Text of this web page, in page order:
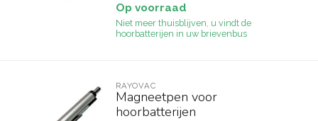
Op voorraad
Niet meer thuisblijven, u vindt de
hoorbatterijen in uw brievenbus
RAYOVAC
Magneetpen voor
hoorbatterijen